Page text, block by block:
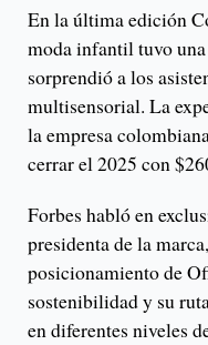
En la última edición
moda infantil tuvo
sorprendió a los
multisensorial. La
la empresa
cerrar el 2025 con
Forbes habló en
presidenta de la
posicionamiento de
sostenibilidad y su
en diferentes niveles